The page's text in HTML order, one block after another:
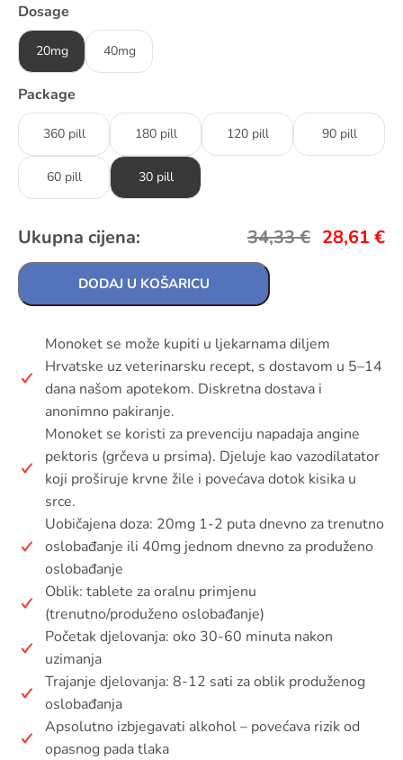
Dosage
20mg 40mg
Package
360 pill 180 pill 120 pill 90 pill
60 pill 30 pill
Ukupna cijena: 34,33€ 28,61 €
DODAJ U KOŠARICU
Monoket se može kupiti u ljekarnama diljem
Hrvatske uz veterinarsku recept, s dostavom u 5–14
dana našom apotekom. Diskretna dostava i
anonimno pakiranje.
Monoket se koristi za prevenciju napadaja angine
pektoris (grčeva u prsima). Djeluje kao vazodilatator
koji proširuje krvne žile i povećava dotok kisika u
srce.
Uobičajena doza: 20mg 1-2 puta dnevno za trenutno
oslobađanje ili 40mg jednom dnevno za produženo
oslobađanje
Oblik: tablete za oralnu primjenu
(trenutno/produženo oslobađanje)
Početak djelovanja: oko 30-60 minuta nakon
uzimanja
Trajanje djelovanja: 8-12 sati za oblik produženog
oslobađanja
Apsolutno izbjegavati alkohol – povećava rizik od
opasnog pada tlaka